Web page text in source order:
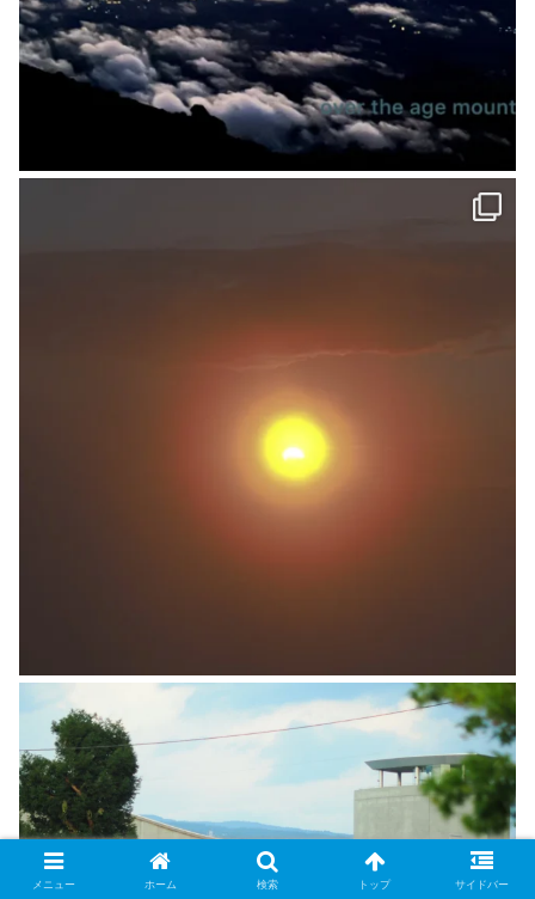
メニュー ホーム 検索 トップ サイドバー